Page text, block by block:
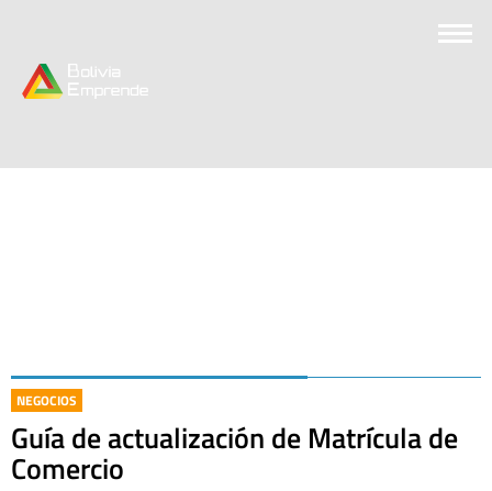
NEGOCIOS
Guía de actualización de Matrícula de
Comercio